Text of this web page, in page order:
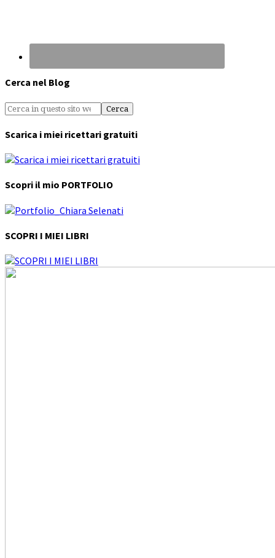
Cerca nel Blog
Scarica i miei ricettari gratuiti
Scopri il mio PORTFOLIO
SCOPRI I MIEI LIBRI